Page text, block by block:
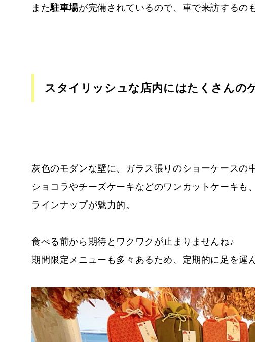
また駐車場が完備されているので、車で来訪するの
スタイリッシュな店内にはたくさんの
灰色のモダンな壁に、ガラス張りのショーケースの
ショコラやチーズケーキなどのワンカットケーキも
ラインナップが魅力的。
食べる前から期待とワクワクが止まりませんね♪
期間限定メニューも多々あるため、定期的に足を運